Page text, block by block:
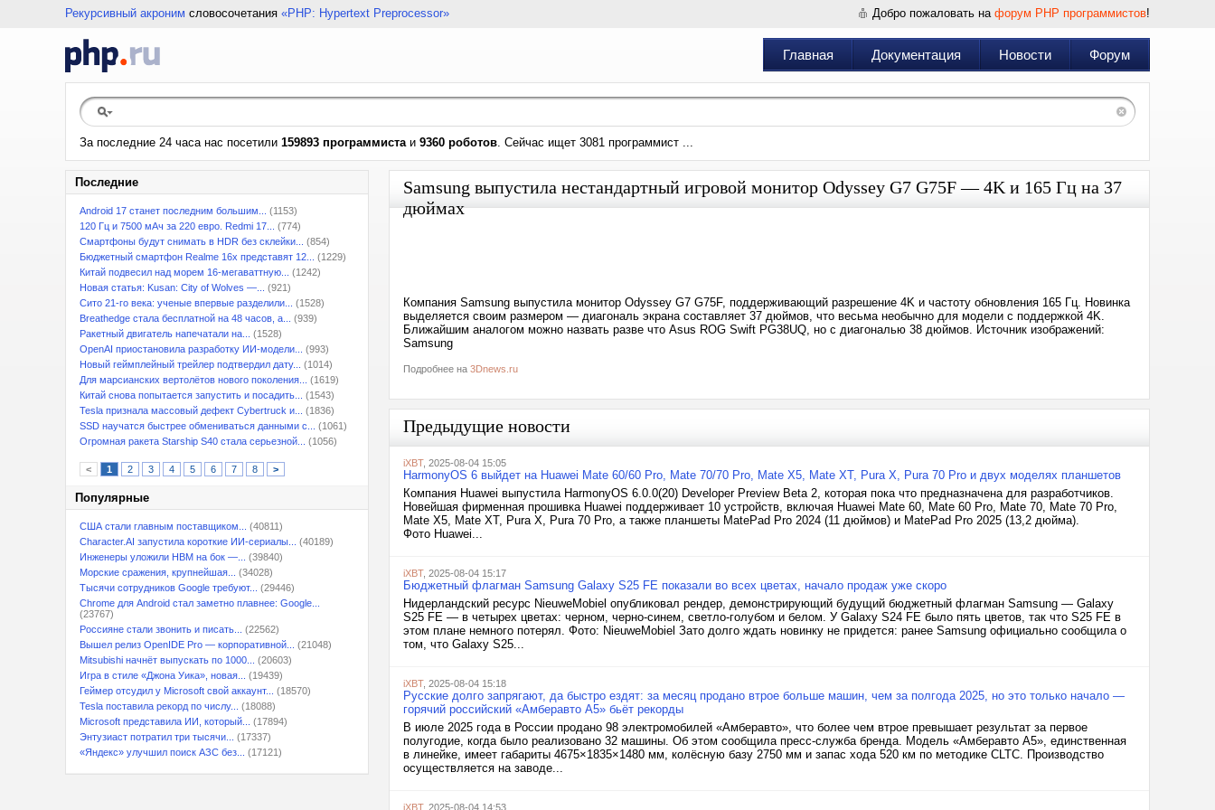
Рекурсивный акроним словосочетания «PHP: Hypertext Preprocessor» Добро пожаловать на форум PHP программистов!
Главная Документация Новости Форум
За последние 24 часа нас посетили 159893 программистаи 9360 роботов. Сейчас ищет 3081 программист ...
Последние
Android 17 станет последним большим...
(1153)
120 Гц и 7500 мАч за 220 евро. Redmi 17...
(774)
Смартфоны будут снимать в HDR без склейки...
(854)
Бюджетный смартфон Realme 16x представят 12...
(1229)
Китай подвесил над морем 16-мегаваттную...
(1242)
Новая статья: Kusan: City of Wolves —...
(921)
Сито 21-го века: ученые впервые разделили...
(1528)
Breathedge стала бесплатной на 48 часов, а...
(939)
Ракетный двигатель напечатали на...
(1528)
OpenAI приостановила разработку ИИ-модели...
(993)
Новый геймплейный трейлер подтвердил дату...
(1014)
Для марсианских вертолётов нового поколения...
(1619)
Китай снова попытается запустить и посадить...
(1543)
Tesla признала массовый дефект Cybertruck и...
(1836)
SSD научатся быстрее обмениваться данными с...
(1061)
Огромная ракета Starship S40 стала серьезной...
(1056)
< 1 2 3 4 5 6 7 8 >
Популярные
США стали главным поставщиком...
(40811)
Character.AI запустила короткие ИИ-сериалы...
(40189)
Инженеры уложили HBM на бок —...
(39840)
Морские сражения, крупнейшая...
(34028)
Тысячи сотрудников Google требуют...
(29446)
Chrome для Android стал заметно плавнее: Google...
(23767)
Россияне стали звонить и писать...
(22562)
Вышел релиз OpenIDE Pro — корпоративной...
(21048)
Mitsubishi начнёт выпускать по 1000...
(20603)
Игра в стиле «Джона Уика», новая...
(19439)
Геймер отсудил у Microsoft свой аккаунт...
(18570)
Tesla поставила рекорд по числу...
(18088)
Microsoft представила ИИ, который...
(17894)
Энтузиаст потратил три тысячи...
(17337)
«Яндекс» улучшил поиск АЗС без...
(17121)
Samsung выпустила нестандартный игровой монитор Odyssey G7 G75F — 4K и 165 Гц на 37
дюймах
Компания Samsung выпустила монитор Odyssey G7 G75F, поддерживающий разрешение 4K и частоту обновления 165 Гц. Новинка
выделяется своим размером — диагональ экрана составляет 37 дюймов, что весьма необычно для модели с поддержкой 4K.
Ближайшим аналогом можно назвать разве что Asus ROG Swift PG38UQ, но с диагональю 38 дюймов. Источник изображений:
Samsung
Подробнее на 3Dnews.ru
Предыдущие новости
iXBT, 2025-08-04 15:05
HarmonyOS 6 выйдет на Huawei Mate 60/60 Pro, Mate 70/70 Pro, Mate X5, Mate XT, Pura X, Pura 70 Pro и двух моделях планшетов
Компания Huawei выпустила HarmonyOS 6.0.0(20) Developer Preview Beta 2, которая пока что предназначена для разработчиков.
Новейшая фирменная прошивка Huawei поддерживает 10 устройств, включая Huawei Mate 60, Mate 60 Pro, Mate 70, Mate 70 Pro,
Mate X5, Mate XT, Pura X, Pura 70 Pro, а также планшеты MatePad Pro 2024 (11 дюймов) и MatePad Pro 2025 (13,2 дюйма).
Фото Huawei...
iXBT, 2025-08-04 15:17
Бюджетный флагман Samsung Galaxy S25 FE показали во всех цветах, начало продаж уже скоро
Нидерландский ресурс NieuweMobiel опубликовал рендер, демонстрирующий будущий бюджетный флагман Samsung — Galaxy
S25 FE — в четырех цветах: черном, черно-синем, светло-голубом и белом. У Galaxy S24 FE было пять цветов, так что S25 FE в
этом плане немного потерял. Фото: NieuweMobiel Зато долго ждать новинку не придется: ранее Samsung официально сообщила о
том, что Galaxy S25...
iXBT, 2025-08-04 15:18
Русские долго запрягают, да быстро ездят: за месяц продано втрое больше машин, чем за полгода 2025, но это только начало —
горячий российский «Амберавто А5» бьёт рекорды
В июле 2025 года в России продано 98 электромобилей «Амберавто», что более чем втрое превышает результат за первое
полугодие, когда было реализовано 32 машины. Об этом сообщила пресс-служба бренда. Модель «Амберавто А5», единственная
в линейке, имеет габариты 4675×1835×1480 мм, колёсную базу 2750 мм и запас хода 520 км по методике CLTC. Производство
осуществляется на заводе...
iXBT, 2025-08-04 14:53